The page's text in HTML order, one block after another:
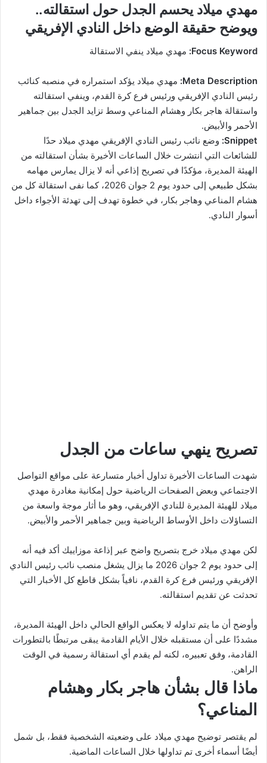
مهدي ميلاد يحسم الجدل حول استقالته..
ويوضح حقيقة الوضع داخل النادي الإفريقي
Focus Keyword: مهدي ميلاد ينفي الاستقالة
Meta Description: مهدي ميلاد يؤكد استمراره في منصبه كنائب
رئيس النادي الإفريقي ورئيس فرع كرة القدم، وينفي استقالته
واستقالة هاجر بكار وهشام المناعي وسط تزايد الجدل بين جماهير
الأحمر والأبيض.
Snippet: وضع نائب رئيس النادي الإفريقي مهدي ميلاد حدًا
للشائعات التي انتشرت خلال الساعات الأخيرة بشأن استقالته من
الهيئة المديرة، مؤكدًا في تصريح إذاعي أنه لا يزال يمارس مهامه
بشكل طبيعي إلى حدود يوم 2 جوان 2026، كما نفى استقالة كل من
هشام المناعي وهاجر بكار، في خطوة تهدف إلى تهدئة الأجواء داخل
أسوار النادي.
تصريح ينهي ساعات من الجدل
شهدت الساعات الأخيرة تداول أخبار متسارعة على مواقع التواصل
الاجتماعي وبعض الصفحات الرياضية حول إمكانية مغادرة مهدي
ميلاد للهيئة المديرة للنادي الإفريقي، وهو ما أثار موجة واسعة من
التساؤلات داخل الأوساط الرياضية وبين جماهير الأحمر والأبيض.
لكن مهدي ميلاد خرج بتصريح واضح عبر إذاعة موزاييك أكد فيه أنه
إلى حدود يوم 2 جوان 2026 ما يزال يشغل منصب نائب رئيس النادي
الإفريقي ورئيس فرع كرة القدم، نافياً بشكل قاطع كل الأخبار التي
تحدثت عن تقديم استقالته.
وأوضح أن ما يتم تداوله لا يعكس الواقع الحالي داخل الهيئة المديرة،
مشددًا على أن مستقبله خلال الأيام القادمة يبقى مرتبطًا بالتطورات
القادمة، وفق تعبيره، لكنه لم يقدم أي استقالة رسمية في الوقت
الراهن.
ماذا قال بشأن هاجر بكار وهشام
المناعي؟
لم يقتصر توضيح مهدي ميلاد على وضعيته الشخصية فقط، بل شمل
أيضًا أسماء أخرى تم تداولها خلال الساعات الماضية.